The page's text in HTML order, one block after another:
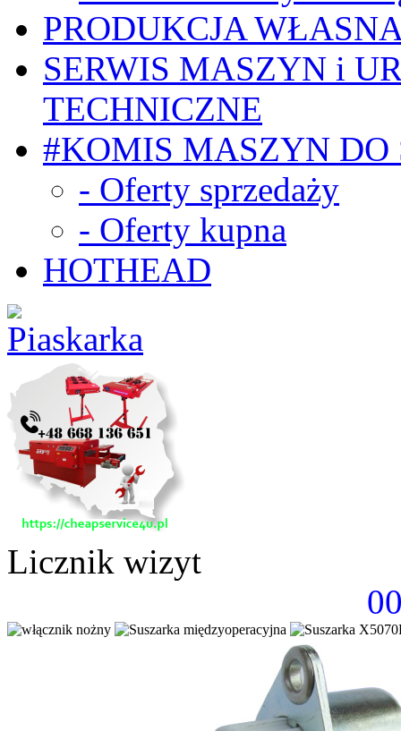
PRODUKCJA
SERWIS MASZYN i
TECHNICZNE
#KOMIS MASZYN DO
- Oferty sprzedaży
- Oferty kupna
HOTHEAD
Licznik wizyt